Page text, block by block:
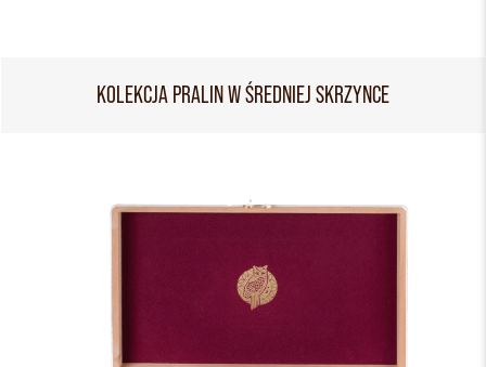
KOLEKCJA PRALIN W ŚREDNIEJ SKRZYNCE